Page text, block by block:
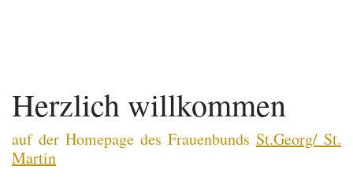
Herzlich willkommen
auf der Homepage des Frauenbunds St.Georg/ St.
Martin